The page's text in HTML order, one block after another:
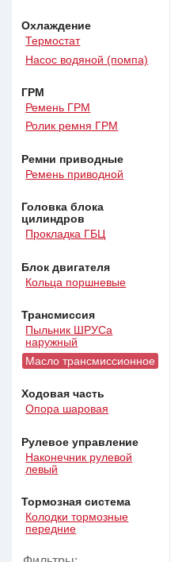
Охлаждение
Термостат
Насос водяной (помпа)
ГРМ
Ремень ГРМ
Ролик ремня ГРМ
Ремни приводные
Ремень приводной
Головка блока
цилиндров
Прокладка ГБЦ
Блок двигателя
Кольца поршневые
Трансмиссия
Пыльник ШРУСа
наружный
Масло трансмиссионное
Ходовая часть
Опора шаровая
Рулевое управление
Наконечник рулевой
левый
Тормозная система
Колодки тормозные
передние